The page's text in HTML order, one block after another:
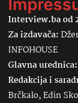
Interview.ba od
Za izdavača:
INFOHOUSE
Glavna urednica:
Redakcija i
Brčkalo, Edin